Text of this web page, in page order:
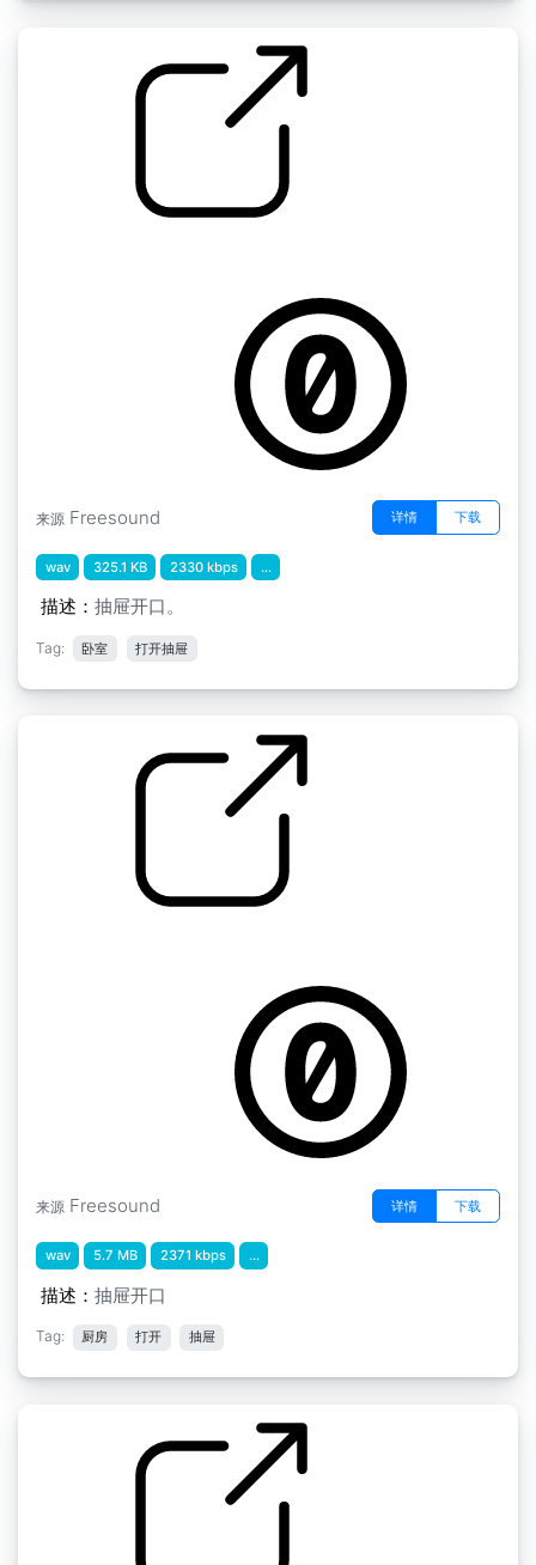
来源 Freesound 详情 下载
wav 325.1 KB 2330 kbps ...
描述： 抽屉开口。
Tag: 卧室 打开抽屉
来源 Freesound 详情 下载
wav 5.7 MB 2371 kbps ...
描述： 抽屉开口
Tag: 厨房 打开 抽屉